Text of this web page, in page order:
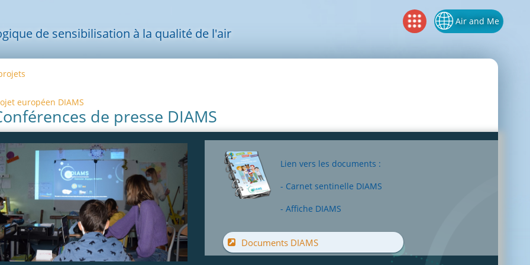
de sensibilisation à la qualité de l'air
Air and Me
européen DIAMS
de presse DIAMS
Lien vers les documents :
- Carnet sentinelle DIAMS
- Affiche DIAMS
Documents DIAMS